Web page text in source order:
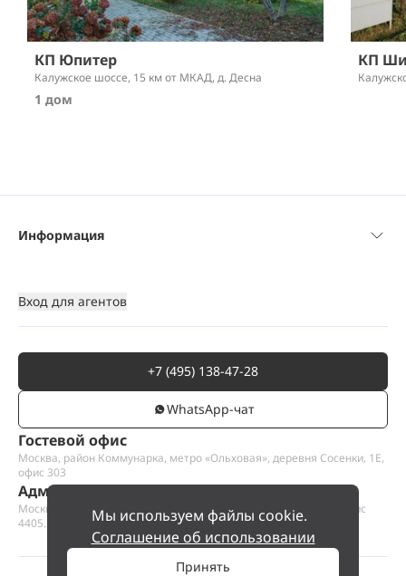
Мы используем файлы cookie.
Соглашение об использовании
Принять
КП Юпитер
Калужское шоссе, 15 км от МКАД, д. Десна
1 дом
КП
Гостевой офис
Москва, район Коммунарка, метро «Ольховая», деревня Сосенки, 1Е,
офис 303
Административный офис
Москва, Пресненская набережная 12, Москва-сити, этаж 44, офис
4405.1
+7 (495) 138-47-28
WhatsАpp-чат
Информация
Вход для агентов